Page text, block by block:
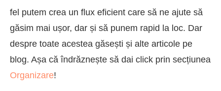
fel putem crea un flux eficient care să ne ajute să
găsim mai ușor, dar și să punem rapid la loc. Dar
despre toate acestea găsești și alte articole pe
blog. Așa că îndrăznește să dai click prin secțiunea
Organizare!